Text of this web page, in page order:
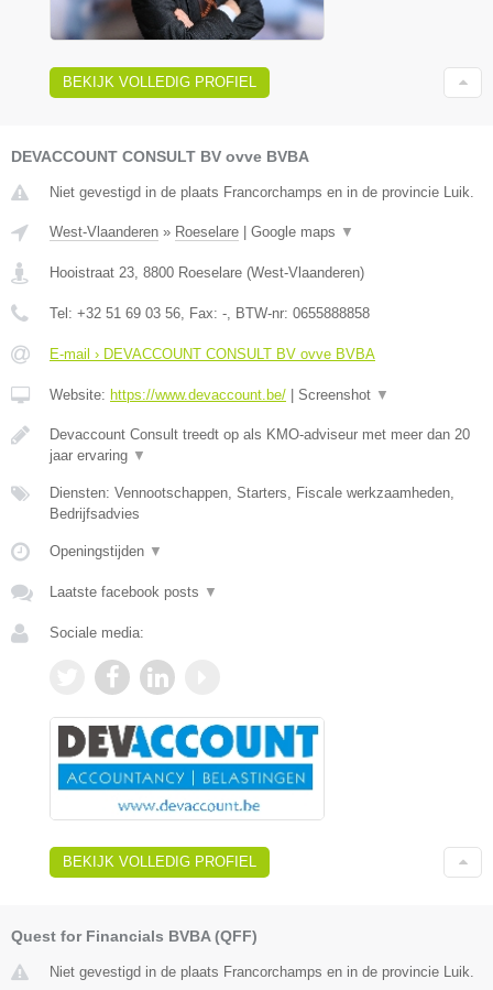
BEKIJK VOLLEDIG PROFIEL
DEVACCOUNT CONSULT BV ovve BVBA
Niet gevestigd in de plaats Francorchamps en in de provincie Luik.
West-Vlaanderen » Roeselare Google maps ▼
Hooistraat 23, 8800 Roeselare (West-Vlaanderen)
Tel: +32 51 69 03 56, Fax: -, BTW-nr: 0655888858
E-mail › DEVACCOUNT CONSULT BV ovve BVBA
Website: https://www.devaccount.be/ Screenshot ▼
Devaccount Consult treedt op als KMO-adviseur met meer dan 20
jaar ervaring ▼
Diensten: Vennootschappen, Starters, Fiscale werkzaamheden,
Bedrijfsadvies
Openingstijden ▼
Laatste facebook posts ▼
Sociale media:
BEKIJK VOLLEDIG PROFIEL
Quest for Financials BVBA (QFF)
Niet gevestigd in de plaats Francorchamps en in de provincie Luik.